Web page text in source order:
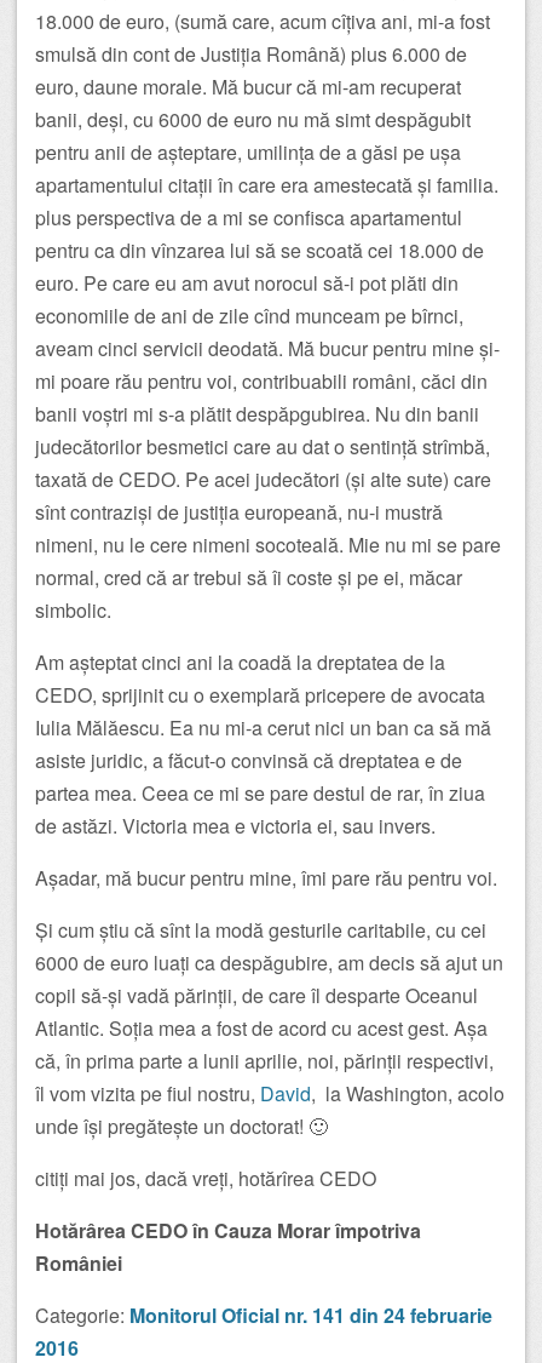
18.000 de euro, (sumă care, acum cîțiva ani, mi-a fost
smulsă din cont de Justiția Română) plus 6.000 de
euro, daune morale. Mă bucur că mi-am recuperat
banii, deși, cu 6000 de euro nu mă simt despăgubit
pentru anii de așteptare, umilința de a găsi pe ușa
apartamentului citații în care era amestecată și familia.
plus perspectiva de a mi se confisca apartamentul
pentru ca din vînzarea lui să se scoată cei 18.000 de
euro. Pe care eu am avut norocul să-i pot plăti din
economiile de ani de zile cînd munceam pe bîrnci,
aveam cinci servicii deodată. Mă bucur pentru mine și-
mi poare rău pentru voi, contribuabili români, căci din
banii voștri mi s-a plătit despăpgubirea. Nu din banii
judecătorilor besmetici care au dat o sentință strîmbă,
taxată de CEDO. Pe acei judecători (și alte sute) care
sînt contraziși de justiția europeană, nu-i mustră
nimeni, nu le cere nimeni socoteală. Mie nu mi se pare
normal, cred că ar trebui să îi coste și pe ei, măcar
simbolic.
Am așteptat cinci ani la coadă la dreptatea de la
CEDO, sprijinit cu o exemplară pricepere de avocata
Iulia Mălăescu. Ea nu mi-a cerut nici un ban ca să mă
asiste juridic, a făcut-o convinsă că dreptatea e de
partea mea. Ceea ce mi se pare destul de rar, în ziua
de astăzi. Victoria mea e victoria ei, sau invers.
Așadar, mă bucur pentru mine, îmi pare rău pentru voi.
Și cum știu că sînt la modă gesturile caritabile, cu cei
6000 de euro luați ca despăgubire, am decis să ajut un
copil să-și vadă părinții, de care îl desparte Oceanul
Atlantic. Soția mea a fost de acord cu acest gest. Așa
că, în prima parte a lunii aprilie, noi, părinții respectivi,
îl vom vizita pe fiul nostru, David, la Washington, acolo
unde își pregătește un doctorat! 🙂
citiți mai jos, dacă vreți, hotărîrea CEDO
Hotărârea CEDO în Cauza Morar împotriva
României
Categorie: Monitorul Oficial nr. 141 din 24 februarie
2016